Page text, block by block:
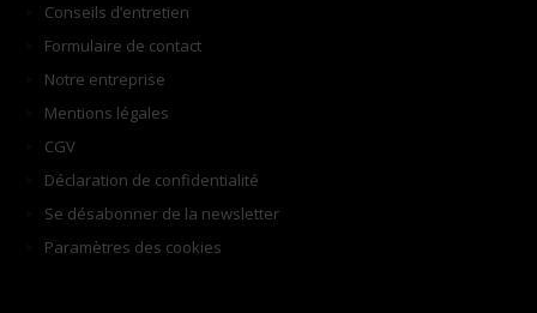
Conseils d’entretien
Formulaire de contact
Notre entreprise
Mentions légales
CGV
Déclaration de confidentialité
Se désabonner de la newsletter
Paramètres des cookies